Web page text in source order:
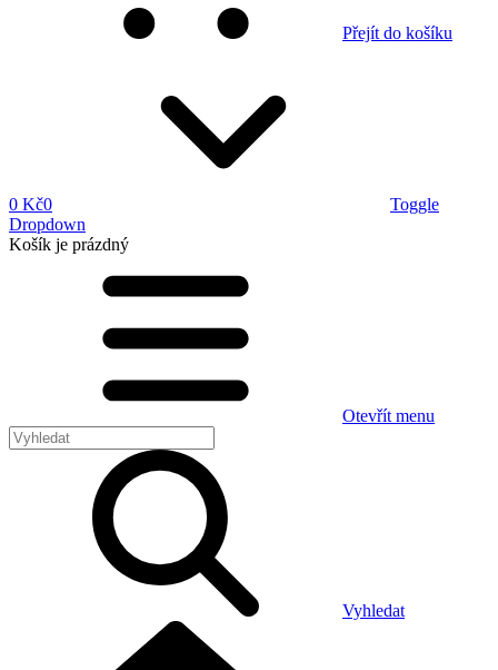
Přejít do košíku
0 Kč0
Toggle
Dropdown
Košík je prázdný
Otevřít menu
Vyhledat